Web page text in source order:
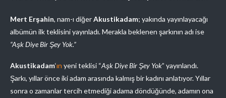
Mert Erşahin, nam-ı diğerAkustikadam; yakında yayınlayacağı
albümün ilk teklisini yayınladı. Merakla beklenen şarkının adı ise
“Aşk Diye Bir Şey Yok.”
Akustikadam‘ın yeni teklisi “Aşk Diye Bir Şey Yok” yayınlandı.
Şarkı, yıllar önce iki adam arasında kalmış bir kadını anlatıyor. Yıllar
sonra o zamanlar tercih etmediği adama döndüğünde, adamın ona